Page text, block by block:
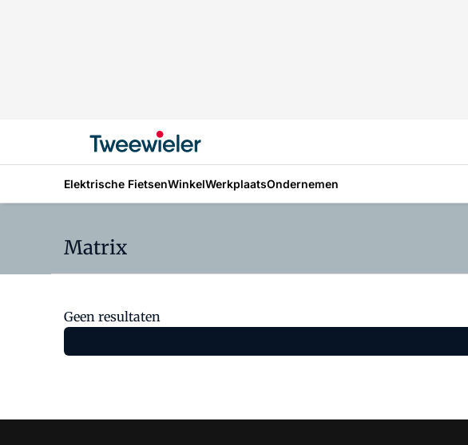
Elektrische FietsenWinkelWerkplaatsOndernemen
Matrix
Geen resultaten